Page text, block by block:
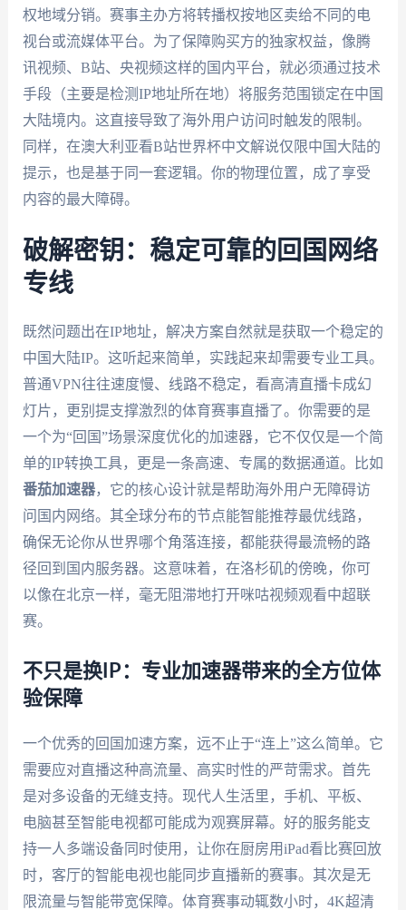
权地域分销。赛事主办方将转播权按地区卖给不同的电
视台或流媒体平台。为了保障购买方的独家权益，像腾
讯视频、B站、央视频这样的国内平台，就必须通过技术
手段（主要是检测IP地址所在地）将服务范围锁定在中国
大陆境内。这直接导致了海外用户访问时触发的限制。
同样，在澳大利亚看B站世界杯中文解说仅限中国大陆的
提示，也是基于同一套逻辑。你的物理位置，成了享受
内容的最大障碍。
破解密钥：稳定可靠的回国网络
专线
既然问题出在IP地址，解决方案自然就是获取一个稳定的
中国大陆IP。这听起来简单，实践起来却需要专业工具。
普通VPN往往速度慢、线路不稳定，看高清直播卡成幻
灯片，更别提支撑激烈的体育赛事直播了。你需要的是
一个为“回国”场景深度优化的加速器，它不仅仅是一个简
单的IP转换工具，更是一条高速、专属的数据通道。比如
番茄加速器，它的核心设计就是帮助海外用户无障碍访
问国内网络。其全球分布的节点能智能推荐最优线路，
确保无论你从世界哪个角落连接，都能获得最流畅的路
径回到国内服务器。这意味着，在洛杉矶的傍晚，你可
以像在北京一样，毫无阻滞地打开咪咕视频观看中超联
赛。
不只是换IP：专业加速器带来的全方位体
验保障
一个优秀的回国加速方案，远不止于“连上”这么简单。它
需要应对直播这种高流量、高实时性的严苛需求。首先
是对多设备的无缝支持。现代人生活里，手机、平板、
电脑甚至智能电视都可能成为观赛屏幕。好的服务能支
持一人多端设备同时使用，让你在厨房用iPad看比赛回放
时，客厅的智能电视也能同步直播新的赛事。其次是无
限流量与智能带宽保障。体育赛事动辄数小时，4K超清